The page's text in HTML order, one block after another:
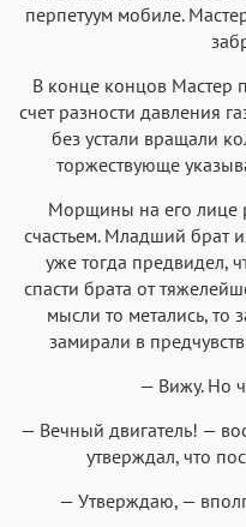
перпетуум мобиле.
В конце концов Мастер
счет разности давления
без устали вращали
торжествующе
Морщины на его лице
счастьем. Младший брат
уже тогда предвидел,
спасти брата от
мысли то метались, то
замирали в
— Вижу. Но
— Вечный двигатель! —
утверждал, что
— Утверждаю, —